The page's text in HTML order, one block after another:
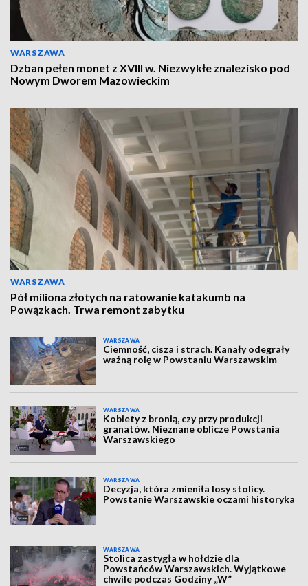
WARSZAWA
Dzban pełen monet z XVIII w. Niezwykłe znalezisko pod
Nowym Dworem Mazowieckim
WARSZAWA
Pół miliona złotych na ratowanie katakumb na
Powązkach. Trwa remont zabytku
WARSZAWA
Ciemność, cisza i strach. Kanały odegrały
ważną rolę w Powstaniu Warszawskim
WARSZAWA
Kobiety z bronią, czy przy produkcji
granatów. Nieznane oblicze Powstania
Warszawskiego
WARSZAWA
Decyzja, która zmieniła losy stolicy.
Powstanie Warszawskie oczami historyka
WARSZAWA
Stolica zastygła w hołdzie dla
Powstańców Warszawskich. Wyjątkowe
chwile podczas Godziny „W”